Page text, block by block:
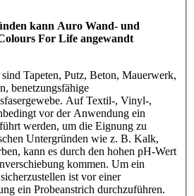
kann Auro Wand- und
For Life angewandt
Tapeten, Putz, Beton, Mauerwerk,
benetzungsfähige
Auf Textil-, Vinyl-,
vor der Anwendung ein
werden, um die Eignung zu
Untergründen wie z. B. Kalk,
kann es durch den hohen pH-Wert
kommen. Um ein
ist vor einer
ein Probeanstrich durchzuführen.